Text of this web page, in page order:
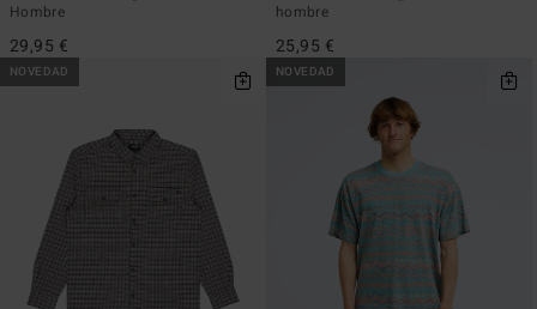
Hombre
29,95 €
hombre
25,95 €
NOVEDAD NOVEDAD